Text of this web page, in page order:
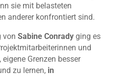
sie mit belasteten
anderer konfrontiert sind.
von Sabine Conradyging es
und
Grenzen besser
zu lernen, in